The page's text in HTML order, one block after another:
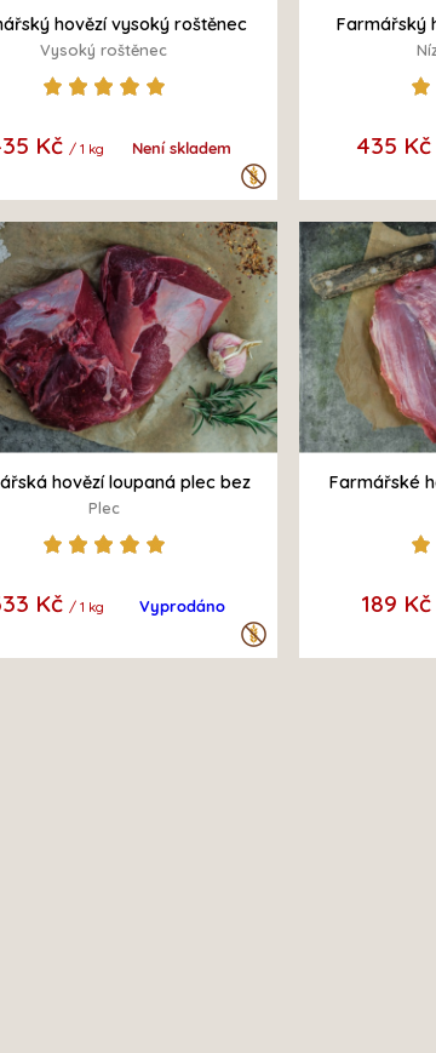
hovězí vysoký roštěnec
Vysoký roštěnec
Kč / 1 kg Není skladem
Farmářský
435 Kč
hovězí loupaná plec bez
kosti
Plec
Kč / 1 kg Vyprodáno
Farmářské
189 Kč